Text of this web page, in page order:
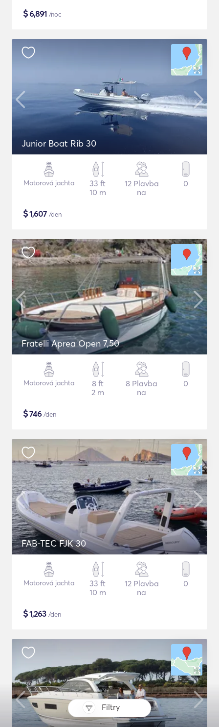
Filtry
$6,891 /noc
Junior Boat Rib 30
Motorová jachta
33 ft
10 m
12 Plavba
na
0
$1,607 /den
Fratelli Aprea Open 7,50
Motorová jachta
8 ft
2 m
8 Plavba
na
0
$746 /den
FAB-TEC FJK 30
Motorová jachta
33 ft
10 m
12 Plavba
na
0
$1,263 /den